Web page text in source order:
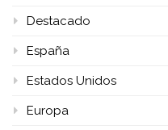
Destacado
España
Estados Unidos
Europa